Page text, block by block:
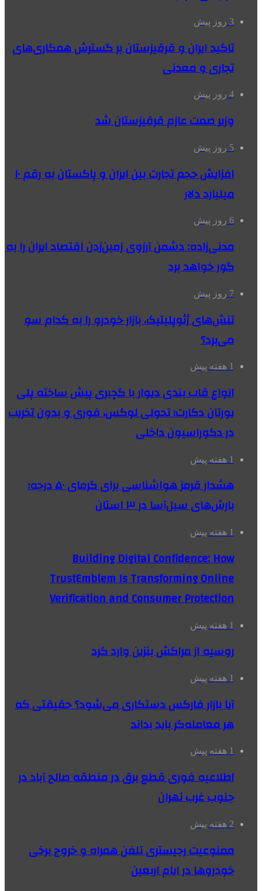
3 روز پیش
تاکید ایران و قرقیزستان بر گسترش همکاری‌های
تجاری و معدنی
4 روز پیش
وزیر صمت عازم قرقیزستان شد
5 روز پیش
افزایش حجم تجارت بین ایران و پاکستان به رقم ۱۰
میلیارد دلار
6 روز پیش
مدنی‌زاده: دشمن آرزوی زمین‌زدن اقتصاد ایران را به
گور خواهد برد
7 روز پیش
تنش‌های ژئوپلیتیک، بازار خودرو را به کدام سو
می‌برد؟
1 هفته پیش
انواع قاب بندی دیوار با گچبری پیش ساخته پلی
یورتان دکارت؛ تحولی لوکس، فوری و بدون تخریب
در دکوراسیون داخلی
1 هفته پیش
هشدار قرمز هواشناسی برای گرمای ۵۰ درجه؛
بارش‌های سیل‌آسا در ۳ استان
1 هفته پیش
Building Digital Confidence: How
TrustEmblem Is Transforming Online
Verification and Consumer Protection
1 هفته پیش
روسیه از مراکش بنزین وارد کرد
1 هفته پیش
آیا بازار فارکس دستکاری می‌شود؟ حقیقتی که
هر معامله‌گر باید بداند
1 هفته پیش
اطلاعیه فوری قطع برق در منطقه صالح آباد در
جنوب غرب تهران
2 هفته پیش
ممنوعیت رجیستری تلفن همراه و خروج برخی
خودروها در ایام اربعین